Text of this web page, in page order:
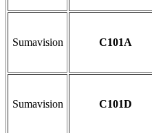
Sumavision C101A
Sumavision C101D